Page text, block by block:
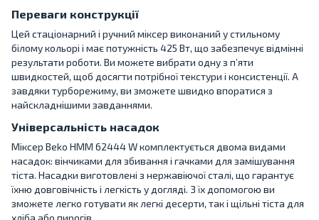
Переваги конструкції
Цей стаціонарний і ручний міксер виконаний у стильному
білому кольорі і має потужність 425 Вт, що забезпечує відмінні
результати роботи. Ви можете вибрати одну з п’яти
швидкостей, щоб досягти потрібної текстури і консистенції. А
завдяки турборежиму, ви зможете швидко впоратися з
найскладнішими завданнями.
Універсальність насадок
Міксер Beko HMM 62444 W комплектується двома видами
насадок: вінчиками для збивання і гачками для замішування
тіста. Насадки виготовлені з нержавіючої сталі, що гарантує
їхню довговічність і легкість у догляді. З їх допомогою ви
зможете легко готувати як легкі десерти, так і щільні тіста для
хліба або пирогів.